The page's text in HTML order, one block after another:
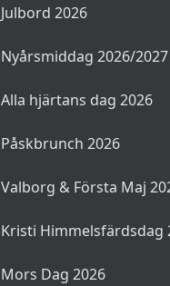
Julbord 2026
Nyårsmiddag 2026/2027
Alla hjärtans dag 2026
Påskbrunch 2026
Valborg & Första Maj
Kristi Himmelsfärdsdag
Mors Dag 2026